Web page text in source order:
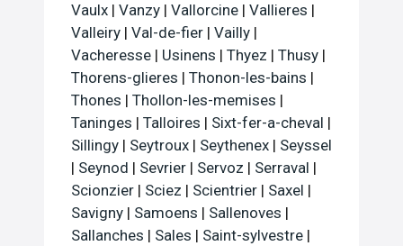
Vaulx | Vanzy | Vallorcine | Vallieres |
Valleiry | Val-de-fier | Vailly |
Vacheresse | Usinens | Thyez | Thusy |
Thorens-glieres | Thonon-les-bains |
Thones | Thollon-les-memises |
Taninges | Talloires | Sixt-fer-a-cheval |
Sillingy | Seytroux | Seythenex | Seyssel
| Seynod | Sevrier | Servoz | Serraval |
Scionzier | Sciez | Scientrier | Saxel |
Savigny | Samoens | Sallenoves |
Sallanches | Sales | Saint-sylvestre |